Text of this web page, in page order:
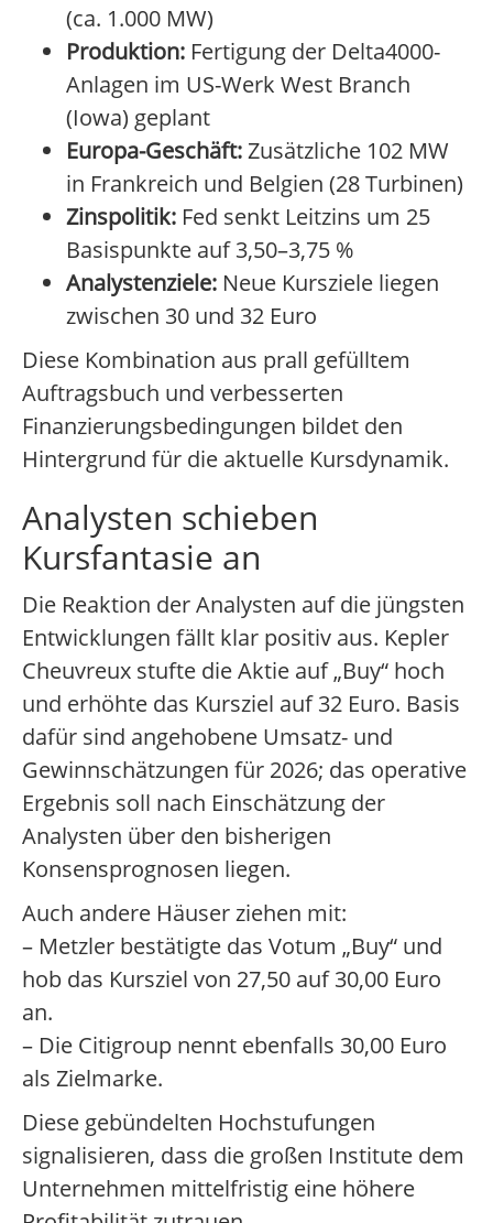
(ca. 1.000 MW)
Produktion: Fertigung der Delta4000-
Anlagen im US-Werk West Branch
(Iowa) geplant
Europa-Geschäft:Zusätzliche 102 MW
in Frankreich und Belgien (28 Turbinen)
Zinspolitik: Fed senkt Leitzins um 25
Basispunkte auf 3,50–3,75 %
Analystenziele: Neue Kursziele liegen
zwischen 30 und 32 Euro
Diese Kombination aus prall gefülltem
Auftragsbuch und verbesserten
Finanzierungsbedingungen bildet den
Hintergrund für die aktuelle Kursdynamik.
Analysten schieben
Kursfantasie an
Die Reaktion der Analysten auf die jüngsten
Entwicklungen fällt klar positiv aus. Kepler
Cheuvreux stufte die Aktie auf „Buy“ hoch
und erhöhte das Kursziel auf 32 Euro. Basis
dafür sind angehobene Umsatz- und
Gewinnschätzungen für 2026; das operative
Ergebnis soll nach Einschätzung der
Analysten über den bisherigen
Konsensprognosen liegen.
Auch andere Häuser ziehen mit:
– Metzler bestätigte das Votum „Buy“ und
hob das Kursziel von 27,50 auf 30,00 Euro
an.
– Die Citigroup nennt ebenfalls 30,00 Euro
als Zielmarke.
Diese gebündelten Hochstufungen
signalisieren, dass die großen Institute dem
Unternehmen mittelfristig eine höhere